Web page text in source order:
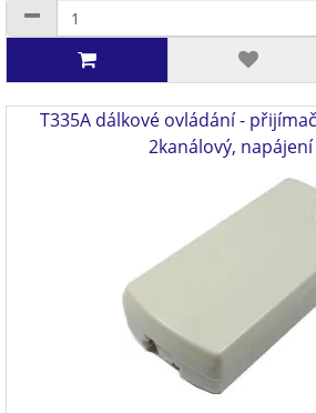
T335A dálkové ovládání -
2kanálový, napájení